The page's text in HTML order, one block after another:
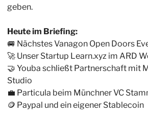
geben.
Heute im Briefing:
🚐 Nächstes Vanagon Open Doors
🚀 Unser Startup Learn.xyz im ARD
🤝 Youba schließt Partnerschaft mit
Studio
💼 Particula beim Münchner VC
🪙 Paypal und ein eigener Stablecoin